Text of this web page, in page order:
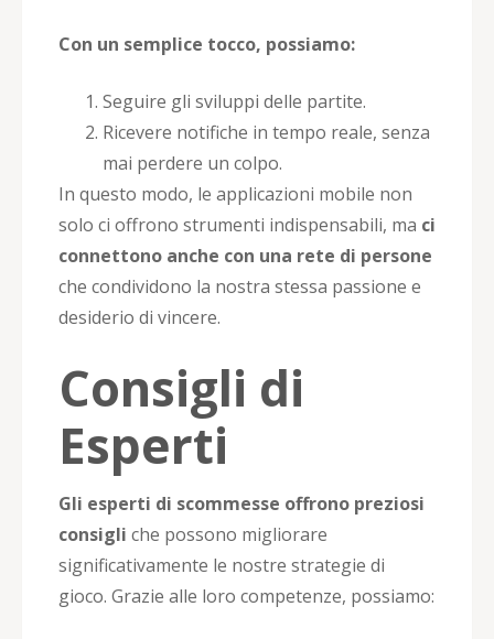
Con un semplice tocco, possiamo:
Seguire gli sviluppi delle partite.
Ricevere notifiche in tempo reale, senza
mai perdere un colpo.
In questo modo, le applicazioni mobile non
solo ci offrono strumenti indispensabili, ma ci
connettono anche con una rete di persone
che condividono la nostra stessa passione e
desiderio di vincere.
Consigli di
Esperti
Gli esperti di scommesse offrono preziosi
consigli che possono migliorare
significativamente le nostre strategie di
gioco. Grazie alle loro competenze, possiamo: